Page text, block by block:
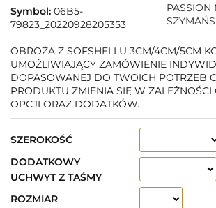
Symbol: 06B5-
79823_20220928205353
PASSION
OBROŻA Z SOFSHELLU 3CM/4CM/5CM
UMOŻLIWIAJĄCY ZAMÓWIENIE
DOPASOWANEJ DO TWOICH POTRZEB
PRODUKTU ZMIENIA SIĘ W
OPCJI ORAZ DODATKÓW.
SZEROKOŚĆ
DODATKOWY
UCHWYT Z TAŚMY
ROZMIAR